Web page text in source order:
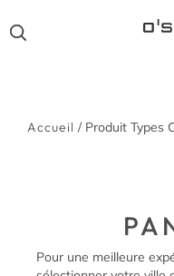
Accueil / Produit Types
Pour une meilleure